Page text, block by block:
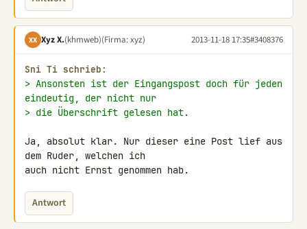
XX Xyz X.(khmweb)(Firma: xyz) 2013-11-18 17:35#3408376
Sni Ti schrieb:
> Ansonsten ist der Eingangspost doch für jeden
eindeutig, der nicht nur
> die Überschrift gelesen hat.
Ja, absolut klar. Nur dieser eine Post lief aus
dem Ruder, welchen ich
auch nicht Ernst genommen hab.
Antwort